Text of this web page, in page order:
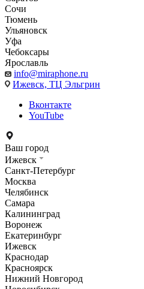
Сочи
Тюмень
Ульяновск
Уфа
Чебоксары
Ярославль
info@miraphone.ru
Ижевск, ТЦ Эльгрин
Вконтакте
YouTube
Ваш город
Ижевск
Санкт-Петербург
Москва
Челябинск
Самара
Калининград
Воронеж
Екатеринбург
Ижевск
Краснодар
Красноярск
Нижний Новгород